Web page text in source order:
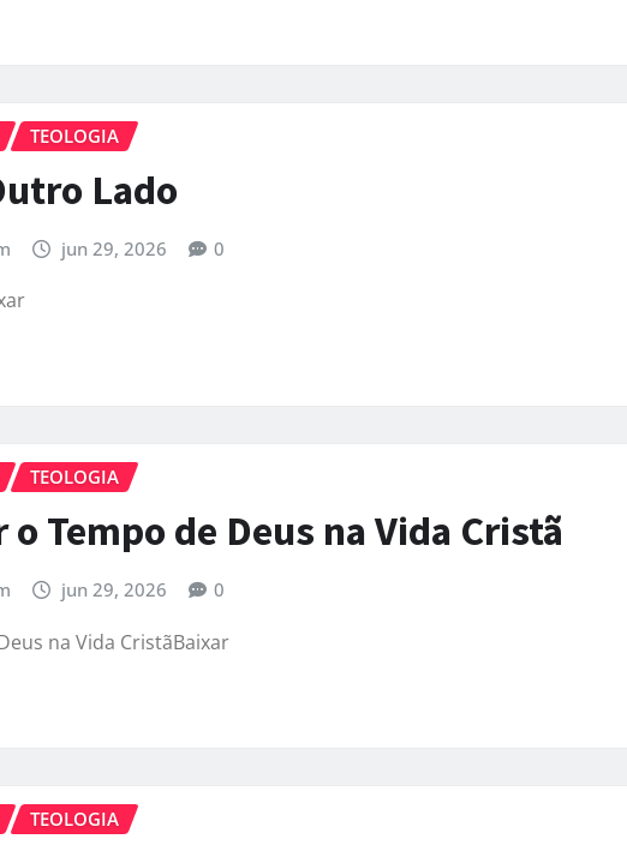
TEOLOGIA
Lado
jun 29, 2026 0
TEOLOGIA
Tempo de Deus na Vida Cristã
jun 29, 2026 0
na Vida CristãBaixar
TEOLOGIA